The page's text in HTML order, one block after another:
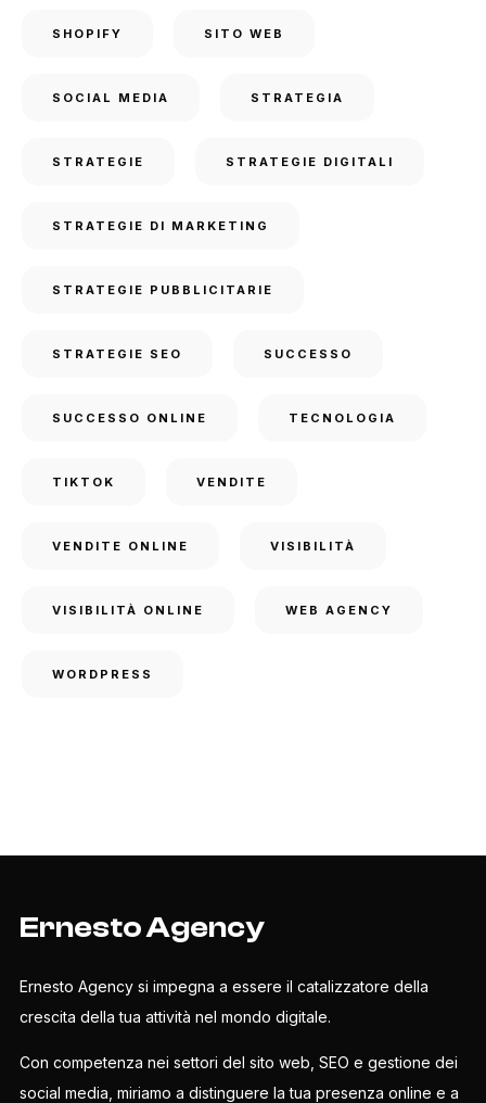
SHOPIFY SITO WEB
SOCIAL MEDIA STRATEGIA
STRATEGIE STRATEGIE DIGITALI
STRATEGIE DI MARKETING
STRATEGIE PUBBLICITARIE
STRATEGIE SEO SUCCESSO
SUCCESSO ONLINE TECNOLOGIA
TIKTOK VENDITE
VENDITE ONLINE VISIBILITÀ
VISIBILITÀ ONLINE WEB AGENCY
WORDPRESS
Ernesto Agency
Ernesto Agency si impegna a essere il catalizzatore della
crescita della tua attività nel mondo digitale.
Con competenza nei settori del sito web, SEO e gestione dei
social media, miriamo a distinguere la tua presenza online e a